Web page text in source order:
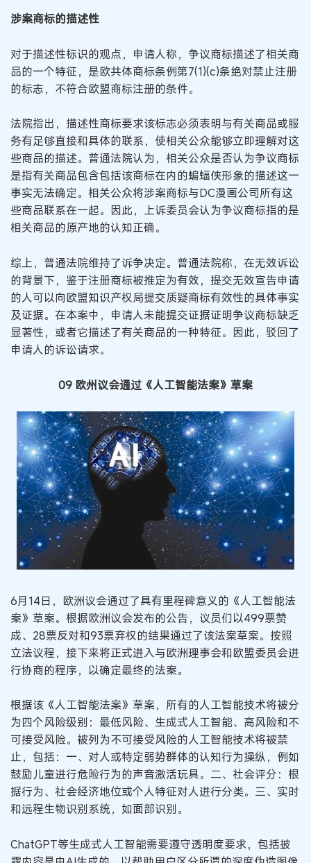
涉案商标的描述性
对于描述性标识的观点，申请人称，争议商标描述了相关商
品的一个特征，是欧共体商标条例第7(1)(c)条绝对禁止注册
的标志，不符合欧盟商标注册的条件。
法院指出，描述性商标要求该标志必须表明与有关商品或服
务有足够直接和具体的联系，使相关公众能够立即理解对这
些商品的描述。普通法院认为，相关公众是否认为争议商标
是指有关商品包含包括该商标在内的蝙蝠侠形象的描述这一
事实无法确定。相关公众将涉案商标与DC漫画公司所有这
些商品联系在一起。因此，上诉委员会认为争议商标指的是
相关商品的原产地的认知正确。
综上，普通法院维持了诉争决定。普通法院称，在无效诉讼
的背景下，鉴于注册商标被推定为有效，提交无效宣告申请
的人可以向欧盟知识产权局提交质疑商标有效性的具体事实
及证据。在本案中，申请人未能提交证据证明争议商标缺乏
显著性，或者它描述了有关商品的一种特征。因此，驳回了
申请人的诉讼请求。
09 欧州议会通过《人工智能法案》草案
6月14日，欧洲议会通过了具有里程碑意义的《人工智能法
案》草案。根据欧洲议会发布的公告，议员们以499票赞
成、28票反对和93票弃权的结果通过了该法案草案。按照
立法议程，接下来将正式进入与欧洲理事会和欧盟委员会进
行协商的程序，以确定最终的法案。
根据该《人工智能法案》草案，所有的人工智能技术将被分
为四个风险级别：最低风险、生成式人工智能、高风险和不
可接受风险。被列为不可接受风险的人工智能技术将被禁
止，包括：一、对人或特定弱势群体的认知行为操纵，例如
鼓励儿童进行危险行为的声音激活玩具。二、社会评分：根
据行为、社会经济地位或个人特征对人进行分类。三、实时
和远程生物识别系统，如面部识别。
ChatGPT等生成式人工智能需要遵守透明度要求，包括披